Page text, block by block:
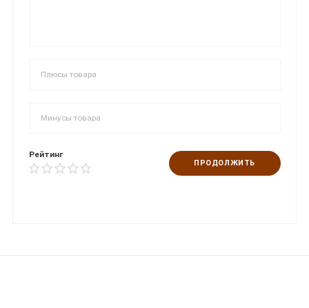
Рейтинг
ПРОДОЛЖИТЬ